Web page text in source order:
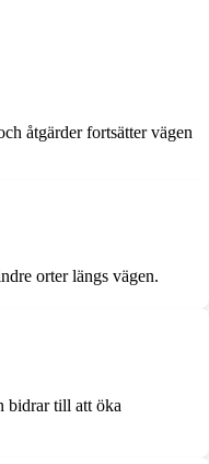
åtgärder fortsätter vägen
orter längs vägen.
bidrar till att öka